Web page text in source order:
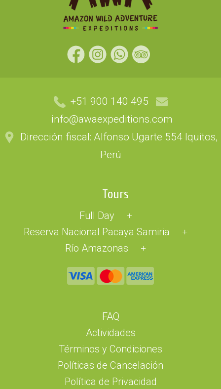
+51 900 140 495
info@awaexpeditions.com
Dirección fiscal: Alfonso Ugarte 554 Iquitos,
Perú
Tours
Full Day +
Reserva Nacional Pacaya Samiria +
Río Amazonas +
FAQ
Actividades
Términos y Condiciones
Políticas de Cancelación
Política de Privacidad